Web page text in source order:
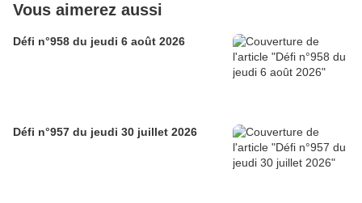
Vous aimerez aussi
Défi n°958 du jeudi 6 août 2026
Défi n°957 du jeudi 30 juillet 2026